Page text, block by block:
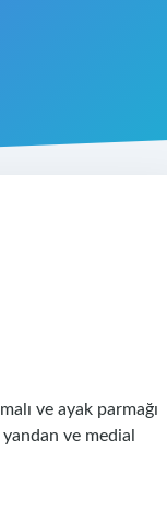
ve ayak parmağı
ve medial